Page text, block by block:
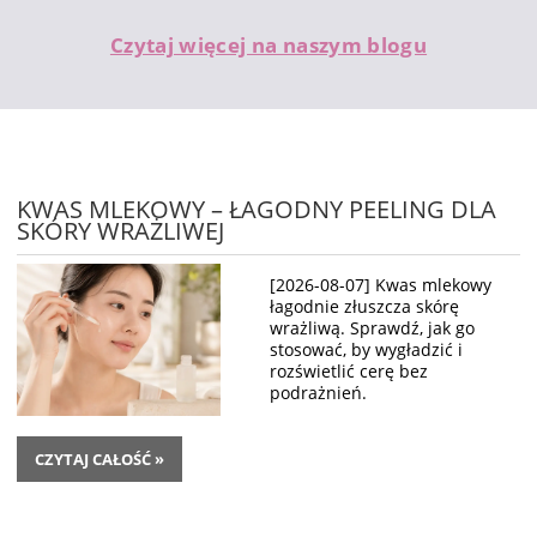
Czytaj więcej na naszym blogu
KWAS MLEKOWY – ŁAGODNY PEELING DLA
SKÓRY WRAŻLIWEJ
[2026-08-07] Kwas mlekowy
łagodnie złuszcza skórę
wrażliwą. Sprawdź, jak go
stosować, by wygładzić i
rozświetlić cerę bez
podrażnień.
CZYTAJ CAŁOŚĆ »